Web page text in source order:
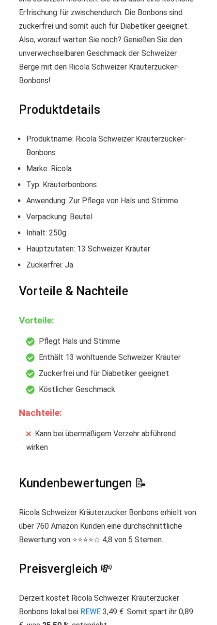
Erfrischung für zwischendurch. Die Bonbons sind
zuckerfrei und somit auch für Diabetiker geeignet.
Also, worauf warten Sie noch? Genießen Sie den
unverwechselbaren Geschmack der Schweizer
Berge mit den Ricola Schweizer Kräuterzucker-
Bonbons!
Produktdetails
Produktname: Ricola Schweizer Kräuterzucker-
Bonbons
Marke: Ricola
Typ: Kräuterbonbons
Anwendung: Zur Pflege von Hals und Stimme
Verpackung: Beutel
Inhalt: 250g
Hauptzutaten: 13 Schweizer Kräuter
Zuckerfrei: Ja
Vorteile & Nachteile
Vorteile:
Pflegt Hals und Stimme
Enthält 13 wohltuende Schweizer Kräuter
Zuckerfrei und für Diabetiker geeignet
Köstlicher Geschmack
Nachteile:
Kann bei übermäßigem Verzehr abführend
wirken
Kundenbewertungen 📝
Ricola Schweizer Kräuterzucker Bonbons erhielt von
über 760 Amazon Kunden eine durchschnittliche
Bewertung von ⭐️⭐️⭐️⭐️☆ 4,8 von 5 Sternen.
Preisvergleich 💸
Derzeit kostet Ricola Schweizer Kräuterzucker
Bonbons lokal bei REWE 3,49 €. Somit spart ihr 0,89